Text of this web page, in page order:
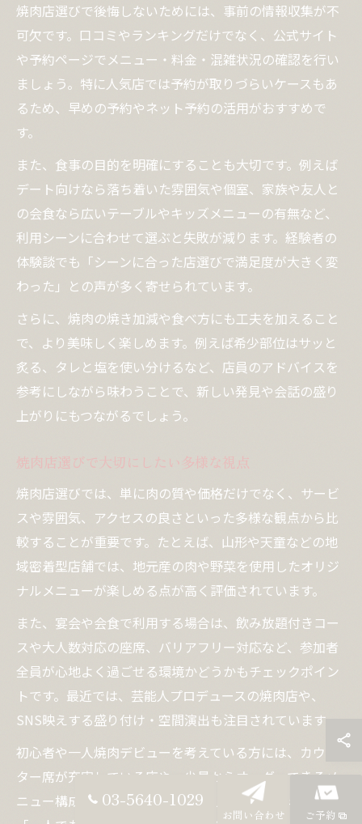
焼肉店選びで後悔しないためには、事前の情報収集が不
可欠です。口コミやランキングだけでなく、公式サイト
や予約ページでメニュー・料金・混雑状況の確認を行い
ましょう。特に人気店では予約が取りづらいケースもあ
るため、早めの予約やネット予約の活用がおすすめで
す。
また、食事の目的を明確にすることも大切です。例えば
デート向けなら落ち着いた雰囲気や個室、家族や友人と
の会食なら広いテーブルやキッズメニューの有無など、
利用シーンに合わせて選ぶと失敗が減ります。経験者の
体験談でも「シーンに合った店選びで満足度が大きく変
わった」との声が多く寄せられています。
さらに、焼肉の焼き加減や食べ方にも工夫を加えること
で、より美味しく楽しめます。例えば希少部位はサッと
炙る、タレと塩を使い分けるなど、店員のアドバイスを
参考にしながら味わうことで、新しい発見や会話の盛り
上がりにもつながるでしょう。
焼肉店選びで大切にしたい多様な視点
焼肉店選びでは、単に肉の質や価格だけでなく、サービ
スや雰囲気、アクセスの良さといった多様な観点から比
較することが重要です。たとえば、山形や天童などの地
域密着型店舗では、地元産の肉や野菜を使用したオリジ
ナルメニューが楽しめる点が高く評価されています。
また、宴会や会食で利用する場合は、飲み放題付きコー
スや大人数対応の座席、バリアフリー対応など、参加者
全員が心地よく過ごせる環境かどうかもチェックポイン
トです。最近では、芸能人プロデュースの焼肉店や、
SNS映えする盛り付け・空間演出も注目されています。
初心者や一人焼肉デビューを考えている方には、カウン
ター席が充実している店や、少量からオーダーできるメ
ニュー構成の店が利用しやすいでしょう。口コミでは
03-5640-1029
お問い合わせ ご予約